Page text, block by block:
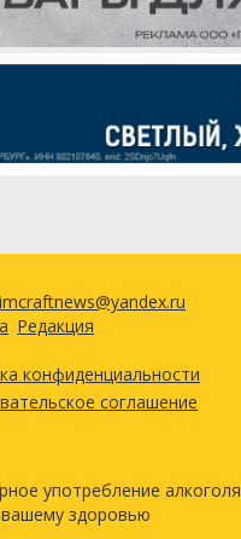
Редакция
конфиденциальности
соглашение
употребление алкоголя
здоровью